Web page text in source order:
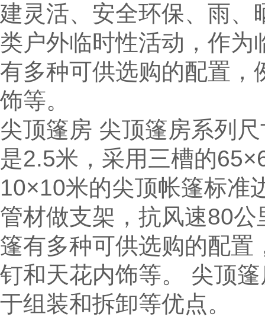
建灵活、安全环保、雨
类户外临时性活动，作
有多种可供选购的配置，
饰等。
尖顶篷房 尖顶篷房系列
是2.5米，采用三槽的
10×10米的尖顶帐篷标准
管材做支架，抗风速80
篷有多种可供选购的配置
钉和天花内饰等。 尖顶
于组装和拆卸等优点。